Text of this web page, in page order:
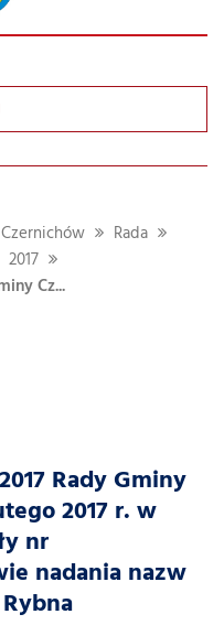
Rada
2017
Cz...
Rady Gminy
2017 r. w
nr
nadania nazw